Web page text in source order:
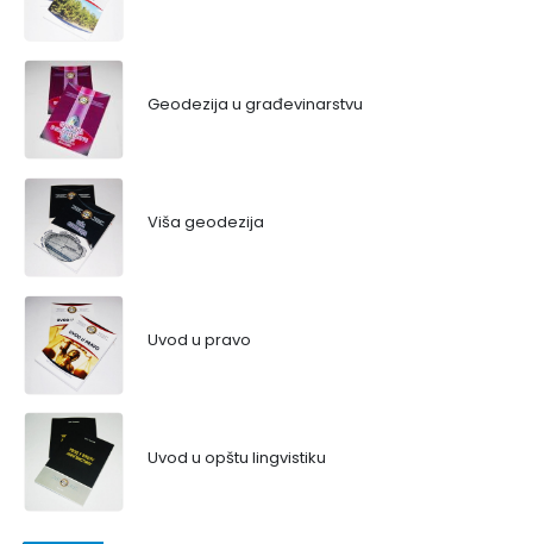
Geodezija u građevinarstvu
Viša geodezija
Uvod u pravo
Uvod u opštu lingvistiku